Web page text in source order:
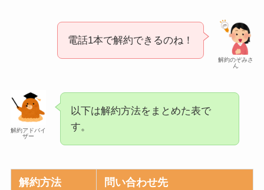
解約のぞみさ
ん
電話1本で解約できるのね！
解約アドバイ
ザー
以下は解約方法をまとめた表で
す。
解約方法 問い合わせ先